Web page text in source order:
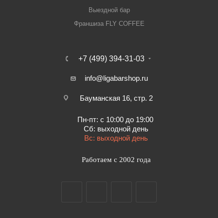
стоимость и характеристики товара вы можете у наших
высокое качество товаров и выгодные цены. Стол для
Доставка осуществляется по всей России, заказать можно
по телефону +7 (499) 394-31-03 или онлайн через корзину
Выездной бар
Франшиза FLY COFFEE
+7 (499) 394-31-03
info@ligabarshop.ru
Бауманская 16, стр. 2
Пн-пт: с 10:00 до 19:00
Сб: выходной день
Вс: выходной день
Работаем с 2002 года